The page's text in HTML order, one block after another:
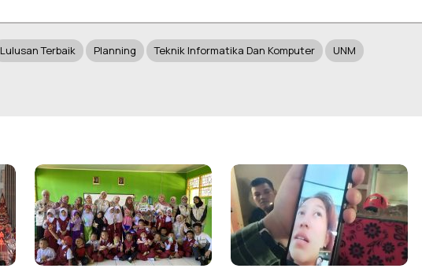
Lulusan Terbaik Planning Teknik Informatika Dan Komputer UNM